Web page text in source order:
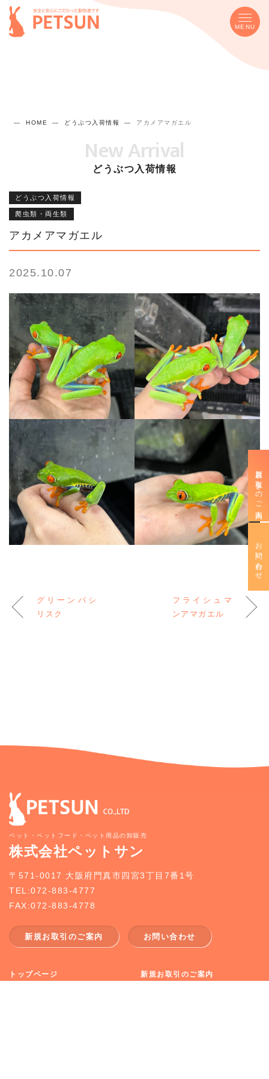
MENU
HOME どうぶつ入荷情報 アカメアマガエル
New Arrival
どうぶつ入荷情報
どうぶつ入荷情報
爬虫類・両生類
アカメアマガエル
2025.10.07
グリーンバシ
リスク
フライシュマ
ンアマガエル
ペット・ペットフード・ペット用品の卸販売
株式会社ペットサン
〒571-0017 大阪府門真市四宮3丁目7番1号
TEL:072-883-4777
FAX:072-883-4778
新規お取引のご案内 お問い合わせ
トップページ 新規お取引のご案内
新規お取引きのご案内
お問い合わせ